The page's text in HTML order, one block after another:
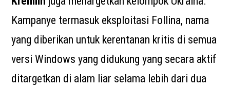
Kampanye termasuk eksploitasi Follina, nama
yang diberikan untuk kerentanan kritis di semua
versi Windows yang didukung yang secara aktif
ditargetkan di alam liar selama lebih dari dua